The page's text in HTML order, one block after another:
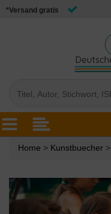
*Versand gratis
Home > Kunstbuecher >